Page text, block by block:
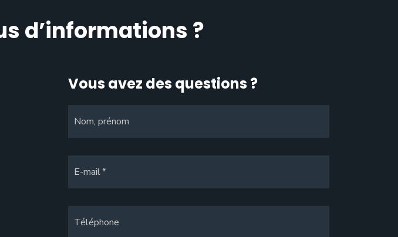
d’informations ?
Vous avez des questions ?
Nom, prénom
E-mail
Téléphone